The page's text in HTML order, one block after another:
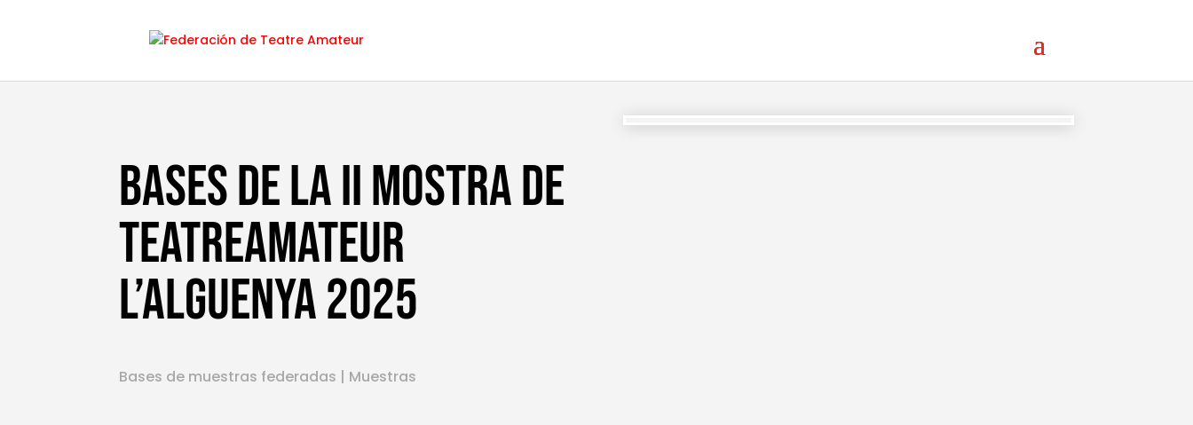
BASES DE LA II MOSTRA DE
TEATREAMATEUR
L’ALGUENYA 2025
Bases de muestras federadas | Muestras